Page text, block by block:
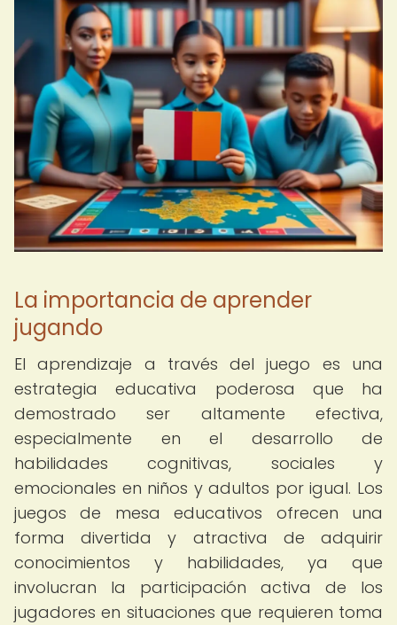
La importancia de aprender
jugando
El aprendizaje a través del juego es una
estrategia educativa poderosa que ha
demostrado ser altamente efectiva,
especialmente en el desarrollo de
habilidades cognitivas, sociales y
emocionales en niños y adultos por igual. Los
juegos de mesa educativos ofrecen una
forma divertida y atractiva de adquirir
conocimientos y habilidades, ya que
involucran la participación activa de los
jugadores en situaciones que requieren toma